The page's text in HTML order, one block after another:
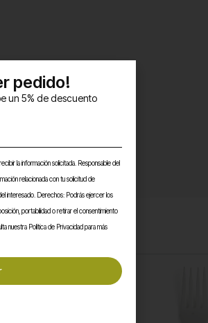
pedido!​
un 5% de descuento
la información solicitada. Responsable del
relacionada con tu solicitud de
interesado. Derechos: Podrás ejercer los
portabilidad o retirar el consentimiento
nuestra Política de Privacidad para más